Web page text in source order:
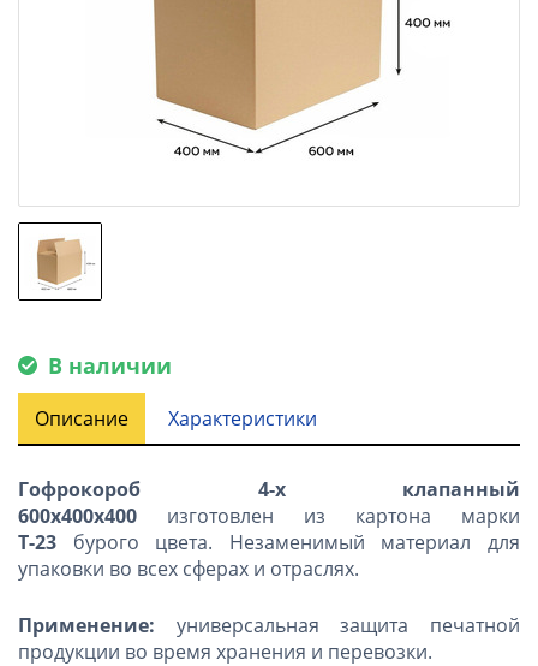
В наличии
Описание Характеристики
Гофрокороб 4-х клапанный
600х400х400 изготовлен из картона марки
Т-23 бурого цвета. Незаменимый материал для
упаковки во всех сферах и отраслях.
Применение: универсальная защита печатной
продукции во время хранения и перевозки.